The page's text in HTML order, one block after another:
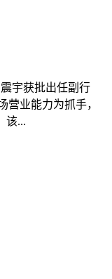
宇获批出任副行
营业能力为抓手，
该...